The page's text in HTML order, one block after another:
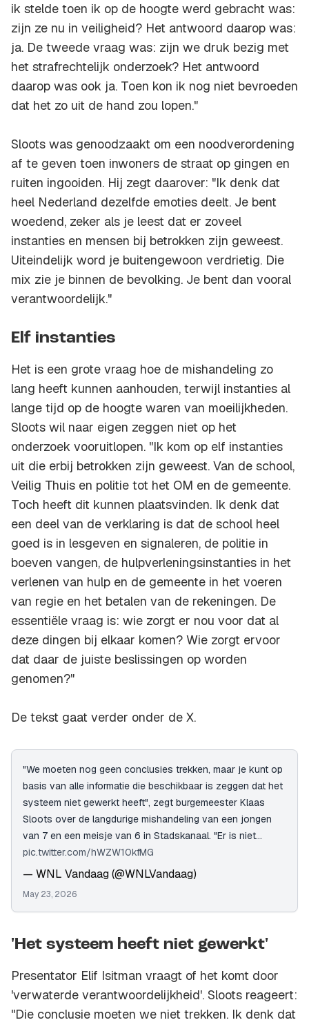
ik stelde toen ik op de hoogte werd gebracht was:
zijn ze nu in veiligheid? Het antwoord daarop was:
ja. De tweede vraag was: zijn we druk bezig met
het strafrechtelijk onderzoek? Het antwoord
daarop was ook ja. Toen kon ik nog niet bevroeden
dat het zo uit de hand zou lopen."
Sloots was genoodzaakt om een noodverordening
af te geven toen inwoners de straat op gingen en
ruiten ingooiden. Hij zegt daarover: "Ik denk dat
heel Nederland dezelfde emoties deelt. Je bent
woedend, zeker als je leest dat er zoveel
instanties en mensen bij betrokken zijn geweest.
Uiteindelijk word je buitengewoon verdrietig. Die
mix zie je binnen de bevolking. Je bent dan vooral
verantwoordelijk."
Elf instanties
Het is een grote vraag hoe de mishandeling zo
lang heeft kunnen aanhouden, terwijl instanties al
lange tijd op de hoogte waren van moeilijkheden.
Sloots wil naar eigen zeggen niet op het
onderzoek vooruitlopen. "Ik kom op elf instanties
uit die erbij betrokken zijn geweest. Van de school,
Veilig Thuis en politie tot het OM en de gemeente.
Toch heeft dit kunnen plaatsvinden. Ik denk dat
een deel van de verklaring is dat de school heel
goed is in lesgeven en signaleren, de politie in
boeven vangen, de hulpverleningsinstanties in het
verlenen van hulp en de gemeente in het voeren
van regie en het betalen van de rekeningen. De
essentiële vraag is: wie zorgt er nou voor dat al
deze dingen bij elkaar komen? Wie zorgt ervoor
dat daar de juiste beslissingen op worden
genomen?"
De tekst gaat verder onder de X.
"We moeten nog geen conclusies trekken, maar je kunt op
basis van alle informatie die beschikbaar is zeggen dat het
systeem niet gewerkt heeft", zegt burgemeester Klaas
Sloots over de langdurige mishandeling van een jongen
van 7 en een meisje van 6 in Stadskanaal. "Er is niet…
pic.twitter.com/hWZW10kfMG
— WNL Vandaag (@WNLVandaag)
May 23, 2026
'Het systeem heeft niet gewerkt'
Presentator Elif Isitman vraagt of het komt door
'verwaterde verantwoordelijkheid'. Sloots reageert:
"Die conclusie moeten we niet trekken. Ik denk dat